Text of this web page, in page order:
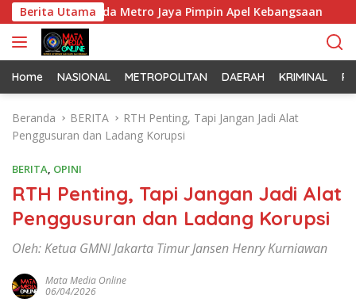
a
g
u
Berita Utama
Metro Jaya Pimpin Apel Kebangsaan Korem
Home NASIONAL METROPOLITAN DAERAH KRIMINAL
Beranda BERITA
RTH Penting, Tapi Jangan Jadi Alat
Penggusuran dan Ladang Korupsi
BERITA, OPINI
RTH Penting, Tapi Jangan Jadi Alat
Penggusuran dan Ladang Korupsi
Oleh: Ketua GMNI Jakarta Timur Jansen Henry Kurniawan
Mata Media Online
06/04/2026